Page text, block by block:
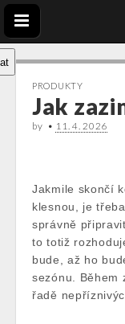
PRODUKTY
Jak
by • 11. 4. 2026
Jakmile skončí
klesnou, je
správně
to totiž
bude, až ho
sezónu. Během
řadě